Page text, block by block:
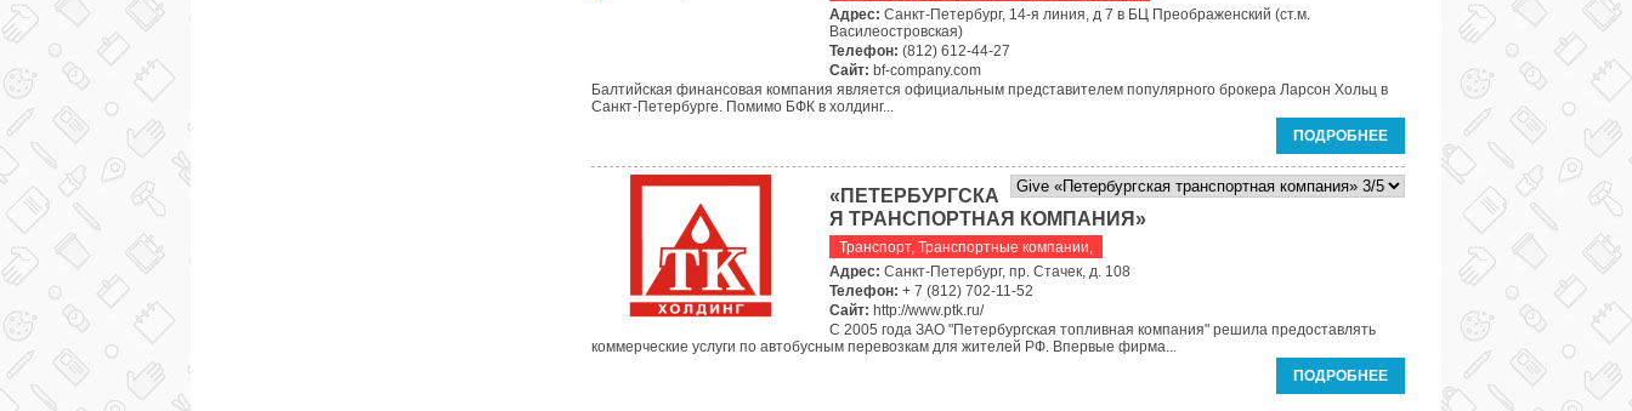
Адрес: Санкт-Петербург, 14-я линия, д 7 в БЦ Преображенский (ст.м.
Василеостровская)
Телефон: (812) 612-44-27
Сайт: bf-company.com
Балтийская финансовая компания является официальным представителем популярного брокера Ларсон Хольц в
Санкт-Петербурге. Помимо БФК в холдинг...
ПОДРОБНЕЕ
«ПЕТЕРБУРГСКА
Я ТРАНСПОРТНАЯ КОМПАНИЯ»
Транспорт, Транспортные компании,
Адрес: Санкт-Петербург, пр. Стачек, д. 108
Телефон: + 7 (812) 702-11-52
Сайт: http://www.ptk.ru/
С 2005 года ЗАО "Петербургская топливная компания" решила предоставлять
коммерческие услуги по автобусным перевозкам для жителей РФ. Впервые фирма...
ПОДРОБНЕЕ